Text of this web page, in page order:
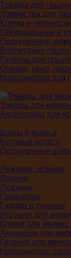
Товары для
Лакомства для
Клетки и
Оборудование в
Прогулочные
Воспитание
Гигиена для
Опилки, сено,
Наполнители для
Товары для
Аксессуары для
Шары и колеса
Беговые колеса
Прогулочные
Лежанки, домики
Домики
Лежанки
Переноски
Гамаки и туннели
Игрушки для
Клетки для
Амуниция для
Гигиена для
Наполнитель,